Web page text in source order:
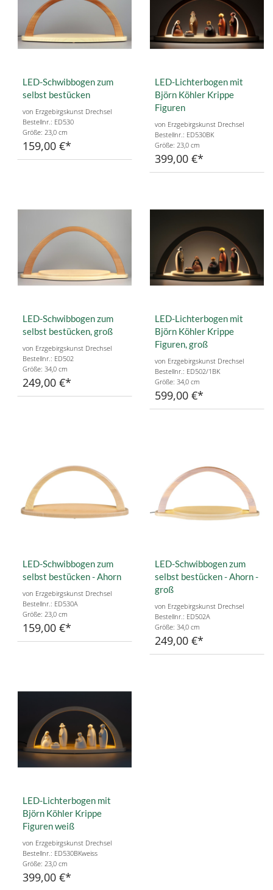
LED-Schwibbogen zum
selbst bestücken
von Erzgebirgskunst Drechsel
Bestellnr.: ED530
Größe: 23,0 cm
159,00 €
LED-Lichterbogen mit
Björn Köhler Krippe
Figuren
von Erzgebirgskunst Drechsel
Bestellnr.: ED530BK
Größe: 23,0 cm
399,00 €
LED-Schwibbogen zum
selbst bestücken, groß
von Erzgebirgskunst Drechsel
Bestellnr.: ED502
Größe: 34,0 cm
249,00 €
LED-Lichterbogen mit
Björn Köhler Krippe
Figuren, groß
von Erzgebirgskunst Drechsel
Bestellnr.: ED502/1BK
Größe: 34,0 cm
599,00 €
LED-Schwibbogen zum
selbst bestücken - Ahorn
von Erzgebirgskunst Drechsel
Bestellnr.: ED530A
Größe: 23,0 cm
159,00 €
LED-Schwibbogen zum
selbst bestücken - Ahorn -
groß
von Erzgebirgskunst Drechsel
Bestellnr.: ED502A
Größe: 34,0 cm
249,00 €
LED-Lichterbogen mit
Björn Köhler Krippe
Figuren weiß
von Erzgebirgskunst Drechsel
Bestellnr.: ED530BKweiss
Größe: 23,0 cm
399,00 €